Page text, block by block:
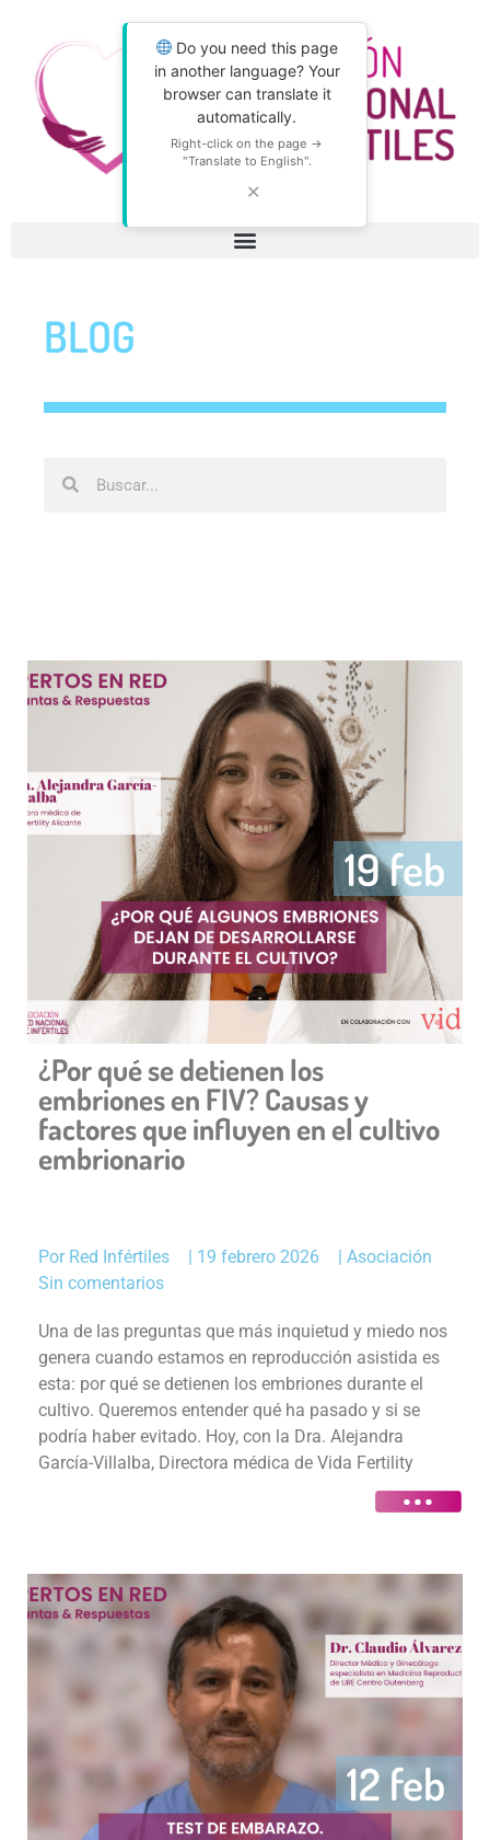
Do you need this page
in another language? Your
browser can translate it
automatically.
Right-click on the page →
"Translate to English".
✕
BLOG
19 feb
¿Por qué se detienen los
embriones en FIV? Causas y
factores que influyen en el cultivo
embrionario
Por Red Infértiles | 19 febrero 2026 | Asociación
Sin comentarios
Una de las preguntas que más inquietud y miedo nos
genera cuando estamos en reproducción asistida es
esta: por qué se detienen los embriones durante el
cultivo. Queremos entender qué ha pasado y si se
podría haber evitado. Hoy, con la Dra. Alejandra
García-Villalba, Directora médica de Vida Fertility
12 feb